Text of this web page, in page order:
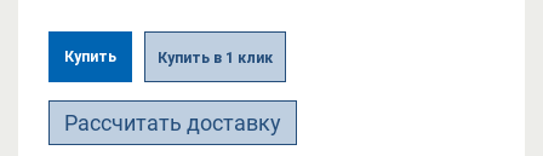
Купить Купить в 1 клик
Рассчитать доставку